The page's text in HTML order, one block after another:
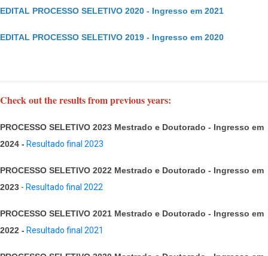
EDITAL PROCESSO SELETIVO 2020 - Ingresso em 2021
EDITAL PROCESSO SELETIVO 2019 - Ingresso em 2020
Check out the results from previous years:
PROCESSO SELETIVO 2023 Mestrado e Doutorado - Ingresso em
2024 - Resultado final 2023
PROCESSO SELETIVO 2022 Mestrado e Doutorado - Ingresso em
2023 - Resultado final 2022
PROCESSO SELETIVO 2021 Mestrado e Doutorado - Ingresso em
2022 - Resultado final 2021